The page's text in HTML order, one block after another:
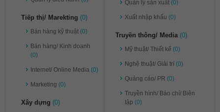
Tiếp thị/ Marekting (0)
Bán hàng kỹ thuật (0)
Bán hàng/ Kinh doanh
(0)
Internet/ Online Media (0)
Marketing (0)
Xây dựng (0)
Quản lý sản xuất (0)
Xuất nhập khẩu (0)
Truyền thông/ Media (0)
Mỹ thuật/ Thiết kế (0)
Nghệ thuật/ Giải trí (0)
Quảng cáo/ PR (0)
Truyền hình/ Báo chí/ Biên
tập (0)